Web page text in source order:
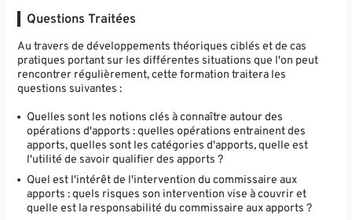
Questions Traitées
Au travers de développements théoriques ciblés et de cas
pratiques portant sur les différentes situations que l'on peut
rencontrer régulièrement, cette formation traitera les
questions suivantes :
Quelles sont les notions clés à connaître autour des
opérations d'apports : quelles opérations entrainent des
apports, quelles sont les catégories d'apports, quelle est
l'utilité de savoir qualifier des apports ?
Quel est l'intérêt de l'intervention du commissaire aux
apports : quels risques son intervention vise à couvrir et
quelle est la responsabilité du commissaire aux apports ?